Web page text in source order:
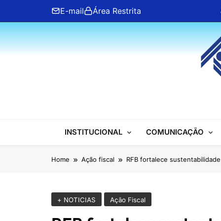
content
E-mail Área Restrita
ANFIP Nacional
INSTITUCIONAL COMUNICAÇÃO
Home Ação fiscal RFB fortalece
+ NOTICIAS Ação Fiscal